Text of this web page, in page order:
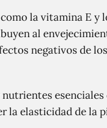
la vitamina E y
al
negativos de
la elasticidad de la